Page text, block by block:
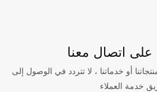
اتصال معنا
أو خدماتنا ، لا تتردد في الوصول إلى